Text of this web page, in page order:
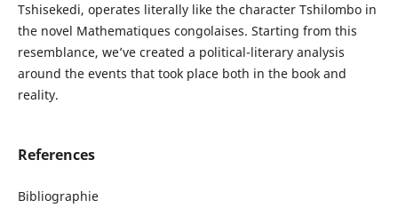
Tshisekedi, operates literally like the character Tshilombo in
the novel Mathematiques congolaises. Starting from this
resemblance, we’ve created a political-literary analysis
around the events that took place both in the book and
reality.
References
Bibliographie